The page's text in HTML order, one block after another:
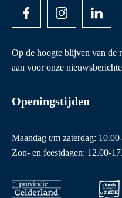
Op de hoogte blijven van de
aan voor onze
Openingstijden
Maandag t/m zaterdag:
Zon- en feestdagen: 12.00-